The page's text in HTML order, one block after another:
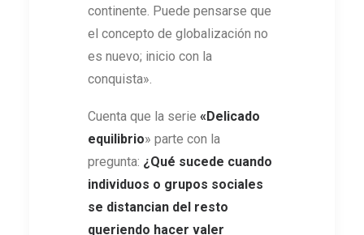
continente. Puede pensarse que
el concepto de globalización no
es nuevo; inicio con la
conquista».
Cuenta que la serie «Delicado
equilibrio» parte con la
pregunta: ¿Qué sucede cuando
individuos o grupos sociales
se distancian del resto
queriendo hacer valer